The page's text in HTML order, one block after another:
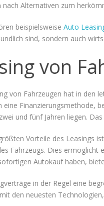
nach Alternativen zum
beispielsweise Auto
sind, sondern auch
von
von Fahrzeugen hat in den
eine Finanzierungsmethode,
und fünf Jahren liegen.
Vorteile des Leasings
Fahrzeugs. Dies ermöglicht
Autokauf haben,
in der Regel eine
den neuesten